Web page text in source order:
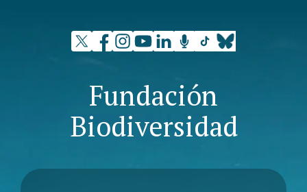
estructurales para encofrado y
para otras aplicaciones de la
Fundación
Biodiversidad